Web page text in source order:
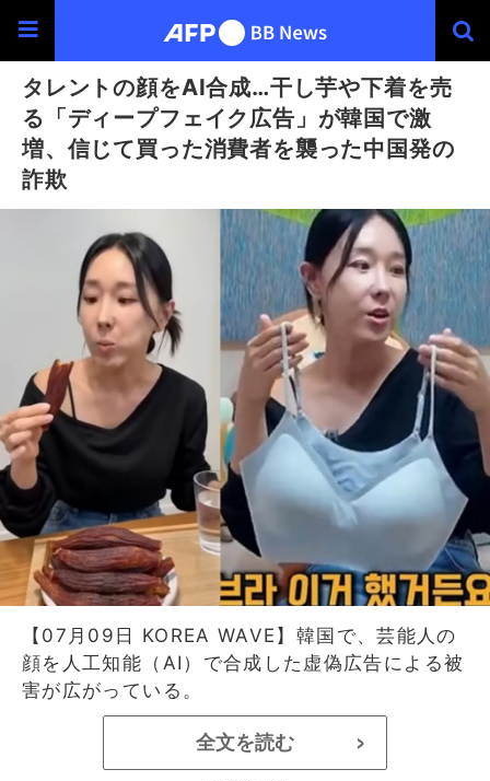
タレントの顔をAI合成…干し芋や下着を売
る「ディープフェイク広告」が韓国で激
増、信じて買った消費者を襲った中国発の
詐欺
【07月09日 KOREA WAVE】韓国で、芸能人の
顔を人工知能（AI）で合成した虚偽広告による被
害が広がっている。
全文を読む >